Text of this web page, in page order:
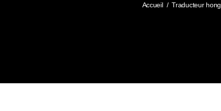
Accueil / Traducteur